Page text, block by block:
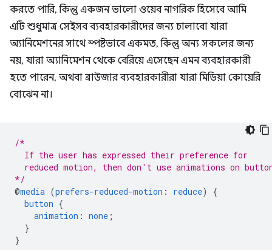
করতে পারি, কিন্তু একজন ভালো ওয়েব নাগরিক হিসেবে আমি
এটি শুধুমাত্র সেইসব ব্যবহারকারীদের জন্য চালাবো যারা
অ্যানিমেশনের সাথে স্পষ্টভাবে একমত, কিন্তু অন্য সকলের জন্য
নয়, যারা অ্যানিমেশন থেকে বেরিয়ে এসেছেন এমন ব্যবহারকারী
হতে পারেন, অথবা ব্রাউজার ব্যবহারকারীরা যারা মিডিয়া কোয়েরি
বোঝেন না।
/*
  If the user has expressed their preference for
reduced motion, then don't use animations on
*/
@media (prefers-reduced-motion : reduce)
{
button {
animation : none ;
}
}